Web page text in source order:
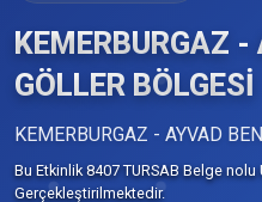
KEMERBURGAZ -
GÖLLER BÖLGESİ
KEMERBURGAZ - AYVAD
Bu Etkinlik 8407 TURSAB Belge nolu
Gerçekleştirilmektedir.